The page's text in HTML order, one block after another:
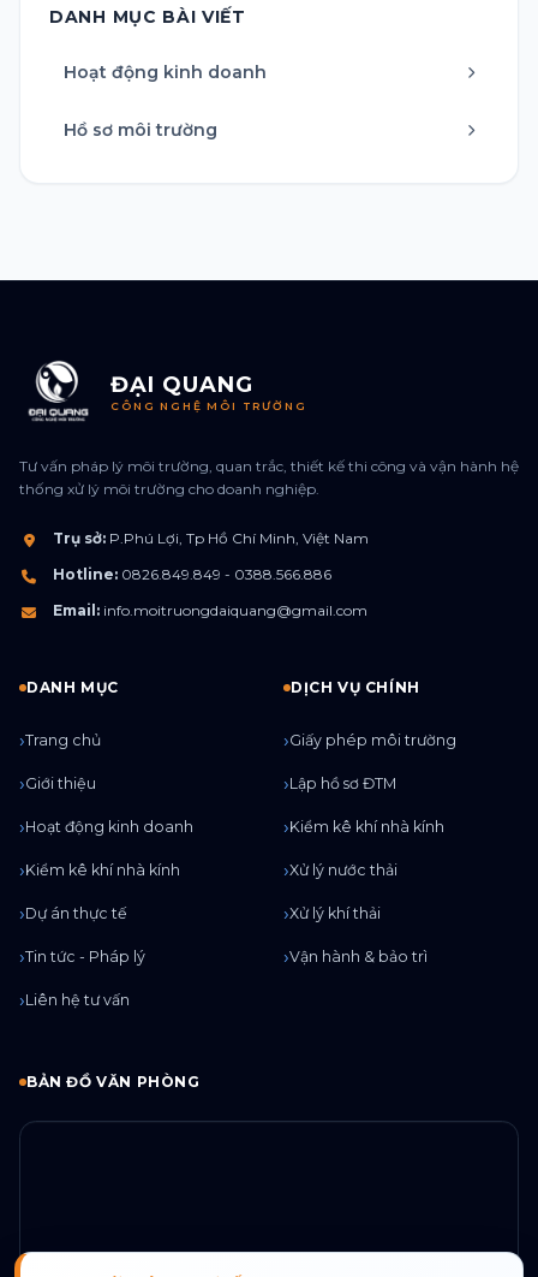
DANH MỤC BÀI VIẾT
Hoạt động kinh doanh
Hồ sơ môi trường
ĐẠI QUANG
CÔNG NGHỆ MÔI TRƯỜNG
Tư vấn pháp lý môi trường, quan trắc, thiết kế thi công và vận hành hệ
thống xử lý môi trường cho doanh nghiệp.
Trụ sở: P.Phú Lợi, Tp Hồ Chí Minh, Việt Nam
Hotline: 0826.849.849 - 0388.566.886
Email: info.moitruongdaiquang@gmail.com
DANH MỤC
Trang chủ
Giới thiệu
Hoạt động kinh doanh
Kiểm kê khí nhà kính
Dự án thực tế
Tin tức - Pháp lý
Liên hệ tư vấn
DỊCH VỤ CHÍNH
Giấy phép môi trường
Lập hồ sơ ĐTM
Kiểm kê khí nhà kính
Xử lý nước thải
Xử lý khí thải
Vận hành & bảo trì
BẢN ĐỒ VĂN PHÒNG